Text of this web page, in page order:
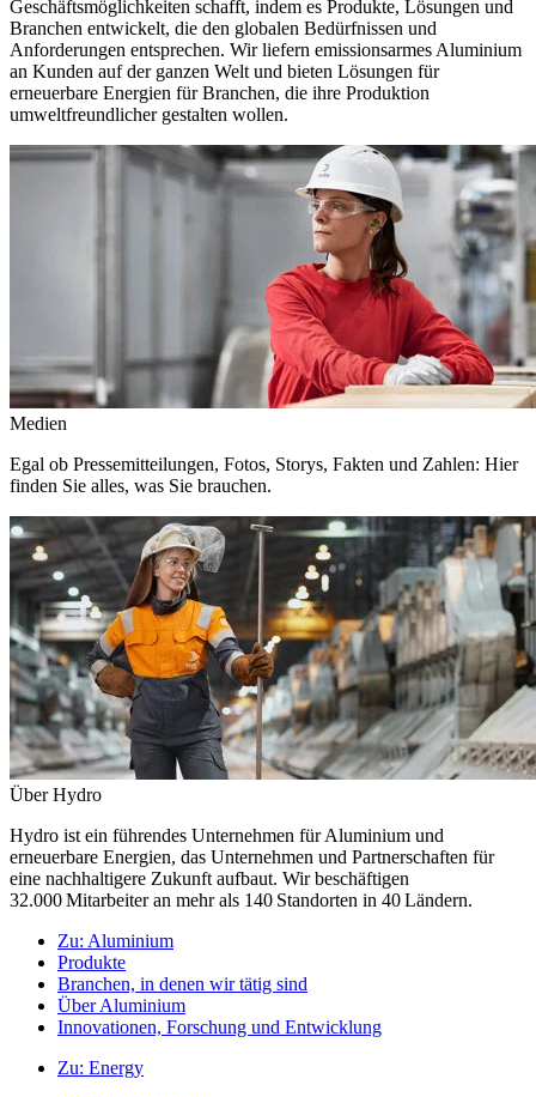
Geschäftsmöglichkeiten schafft, indem es Produkte, Lösungen und
Branchen entwickelt, die den globalen Bedürfnissen und
Anforderungen entsprechen. Wir liefern emissionsarmes Aluminium
an Kunden auf der ganzen Welt und bieten Lösungen für
erneuerbare Energien für Branchen, die ihre Produktion
umweltfreundlicher gestalten wollen.
Medien
Egal ob Pressemitteilungen, Fotos, Storys, Fakten und Zahlen: Hier
finden Sie alles, was Sie brauchen.
Über Hydro
Hydro ist ein führendes Unternehmen für Aluminium und
erneuerbare Energien, das Unternehmen und Partnerschaften für
eine nachhaltigere Zukunft aufbaut. Wir beschäftigen
32.000 Mitarbeiter an mehr als 140 Standorten in 40 Ländern.
Zu: Aluminium
Produkte
Branchen, in denen wir tätig sind
Über Aluminium
Innovationen, Forschung und Entwicklung
Zu: Energy